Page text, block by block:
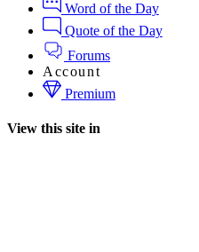
Word of the Day
Quote of the Day
Forums
Account
Premium
View this site in